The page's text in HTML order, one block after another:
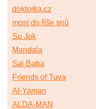
doktorka.cz
most do říše snů
Su Jok
Mandala
Sai Baba
Friends of Tuva
Al-Yaman
ALDA-MAN